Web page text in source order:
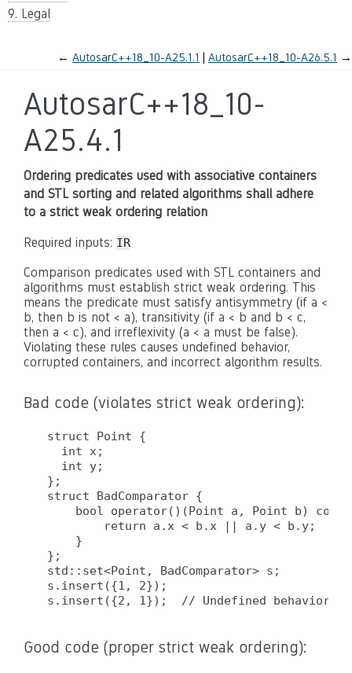
9. Legal
← AutosarC++18_10-A25.1.1 AutosarC++18_10-A26.5.1 →
AutosarC++18_10-
A25.4.1
Ordering predicates used with associative containers
and STL sorting and related algorithms shall adhere
to a strict weak ordering relation
Required inputs: IR
Comparison predicates used with STL containers and
algorithms must establish strict weak ordering. This
means the predicate must satisfy antisymmetry (if a <
b, then b is not < a), transitivity (if a < b and b < c,
then a < c), and irreflexivity (a < a must be false).
Violating these rules causes undefined behavior,
corrupted containers, and incorrect algorithm results.
Bad code (violates strict weak ordering):
struct Point {
  int x;
  int y;
};
struct BadComparator {
bool operator()(Point a, Point b)
return a.x < b.x || a.y < b.y;  //
    }
};
std::set<Point, BadComparator> s;
s.insert({1, 2});
Good code (proper strict weak ordering):